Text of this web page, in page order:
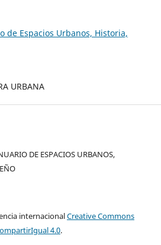
de Espacios Urbanos, Historia,
URBANA
DE ESPACIOS URBANOS,
internacionalCreative Commons
4.0.